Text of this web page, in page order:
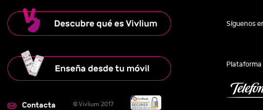
Contacta © Vivlium 2017
Síguenos